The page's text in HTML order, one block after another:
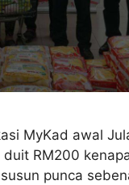
MyKad awal
RM200
punca